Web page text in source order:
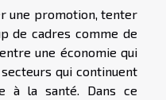
une promotion, tenter
de cadres comme de
une économie qui
qui continuent
à la santé. Dans ce